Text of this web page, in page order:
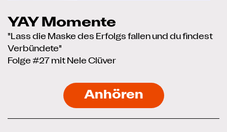
YAY Momente
"Lass die Maske des Erfolgs fallen und du findest
Verbündete"
Folge #27 mit Nele Clüver
Anhören